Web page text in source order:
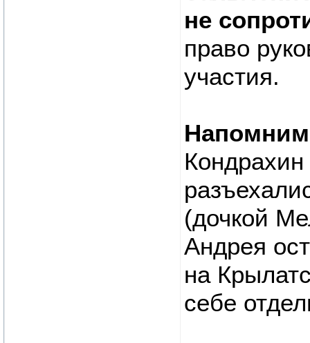
не
право
участия.
Напомним
(дочкой
Андрея
на
себе